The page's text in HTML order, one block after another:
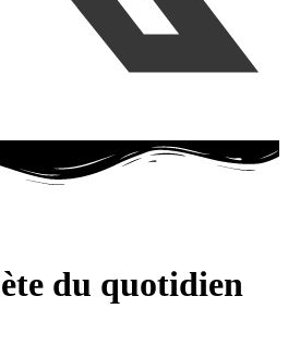
du quotidien